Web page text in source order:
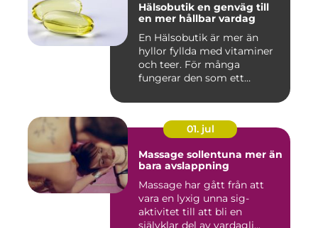
Hälsobutik en genväg till
en mer hållbar vardag
En Hälsobutik är mer än
hyllor fyllda med vitaminer
och teer. För många
fungerar den som ett
01. jul
Massage sollentuna mer än
bara avslappning
Massage har gått från att
vara en lyxig unna sig-
aktivitet till att bli en
självklar del av vardagli...